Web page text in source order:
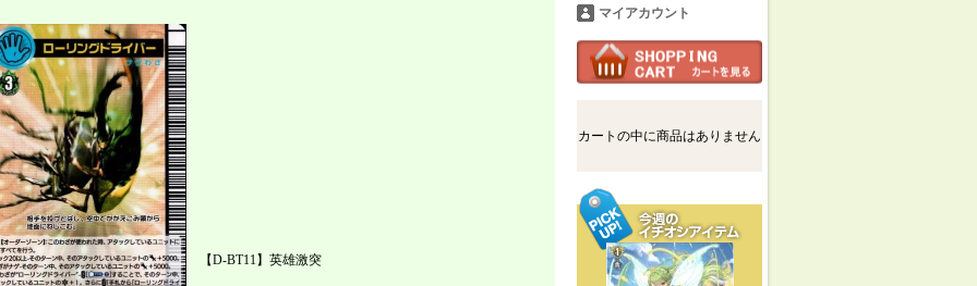
【D-BT11】英雄激突
マイアカウント
カートの中に商品はありません